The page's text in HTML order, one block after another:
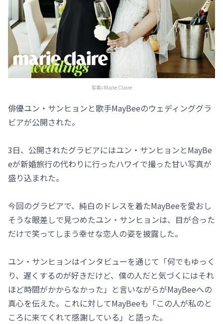
写真=Marie Claire
俳優ユン・サンヒョンと歌手MayBeeのウェディンググラ
ビアが公開された。
3日、公開されたグラビアにはユン・サンヒョンとMayBe
eが新婚旅行の代わりに行ったハワイで撮った甘い写真が
盛り込まれた。
今回のグラビアで、純白のドレスを着たMayBeeを愛おし
そうな眼差しで見つめたユン・サンヒョンは、目が合った
だけで笑ってしまう幸せな恋人の姿を披露した。
ユン・サンヒョンはインタビューを通じて「何でもゆっく
り、遅くするのが好きだけど、僕の人だと気づくにはそれ
ほど時間がかからなかった」と言いながらがMayBeeへの
真心を伝えた。これに対してMayBeeも「この人が私のと
ころに来てくれて感謝している」と語った。